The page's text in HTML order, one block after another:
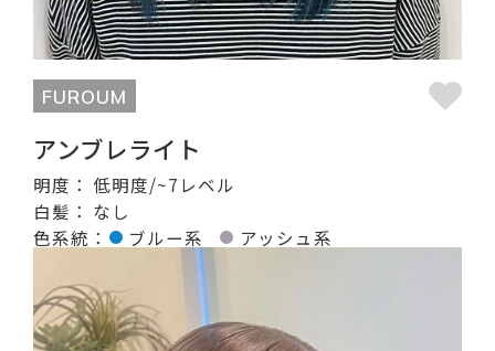
FUROUM
アンブレライト
明度： 低明度/~7レベル
白髪： なし
色系統：
ブルー系 アッシュ系